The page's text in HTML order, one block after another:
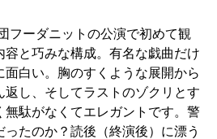
フーダニットの公演で初めて観
容と巧みな構成。有名な戯曲だけ
面白い。胸のすくような展開から
返し、そしてラストのゾクリとす
無駄がなくてエレガントです。警
ったのか？読後（終演後）に漂う